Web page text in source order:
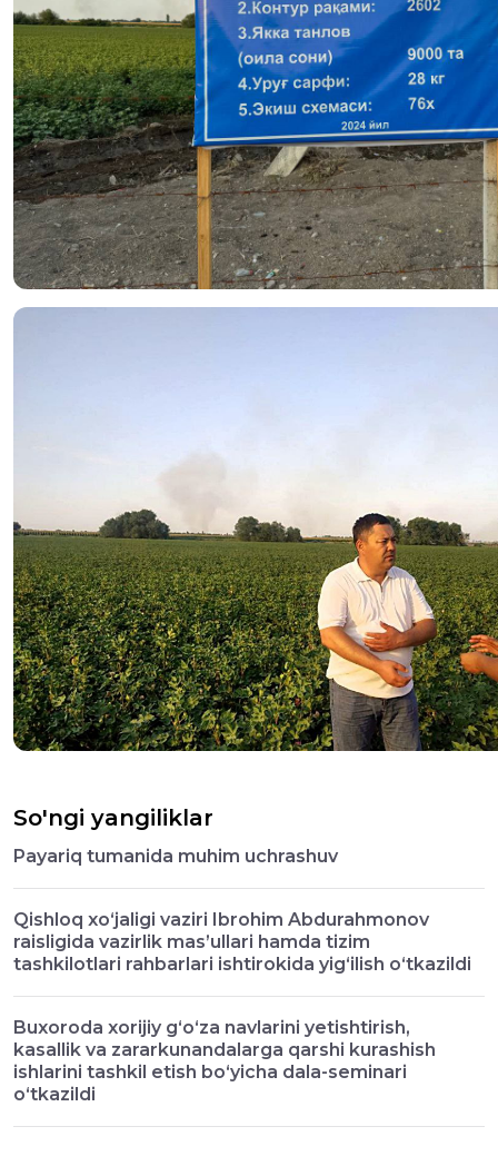
So'ngi yangiliklar
Payariq tumanida muhim uchrashuv
Qishloq xo‘jaligi vaziri Ibrohim Abdurahmonov
raisligida vazirlik mas’ullari hamda tizim
tashkilotlari rahbarlari ishtirokida yig‘ilish o‘tkazildi
Buxoroda xorijiy g‘o‘za navlarini yetishtirish,
kasallik va zararkunandalarga qarshi kurashish
ishlarini tashkil etish bo‘yicha dala-seminari
o‘tkazildi